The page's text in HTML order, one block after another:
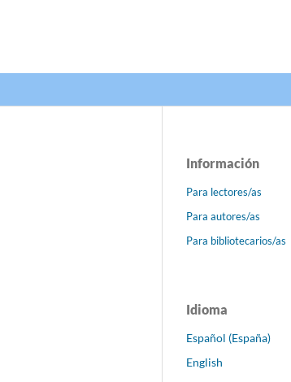
Información
Para lectores/as
Para autores/as
Para bibliotecarios/as
Idioma
Español (España)
English